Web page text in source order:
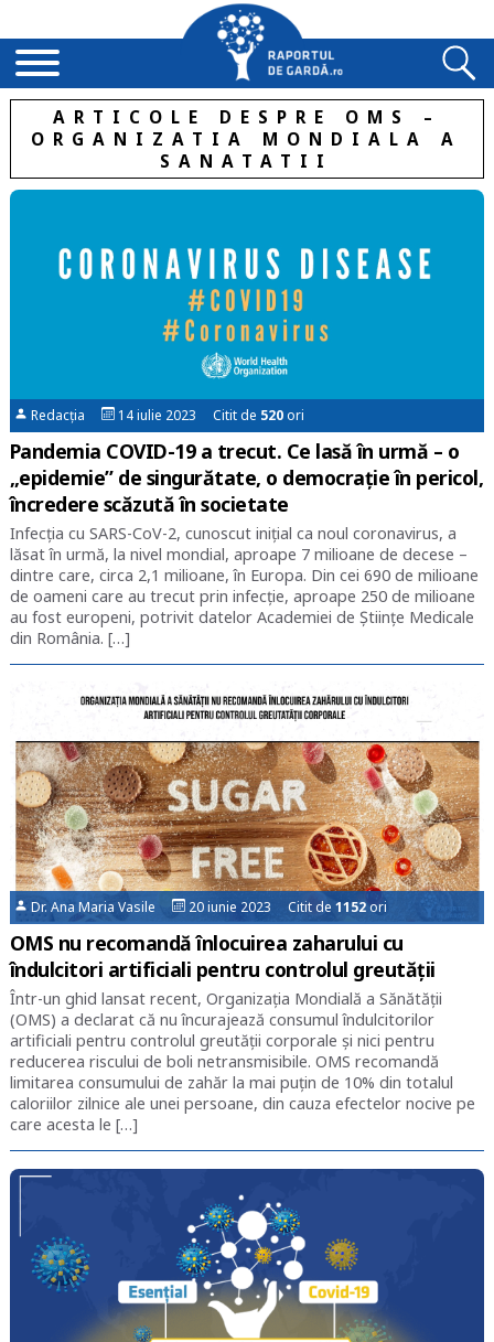
ARTICOLE DESPRE OMS –
ORGANIZATIA MONDIALA A
SANATATII
Redacția 14 iulie 2023 Citit de 520ori
Pandemia COVID-19 a trecut. Ce lasă în urmă – o
„epidemie” de singurătate, o democrație în pericol,
încredere scăzută în societate
Infecția cu SARS-CoV-2, cunoscut inițial ca noul coronavirus, a
lăsat în urmă, la nivel mondial, aproape 7 milioane de decese –
dintre care, circa 2,1 milioane, în Europa. Din cei 690 de milioane
de oameni care au trecut prin infecție, aproape 250 de milioane
au fost europeni, potrivit datelor Academiei de Științe Medicale
din România. […]
Dr. Ana Maria Vasile 20 iunie 2023 Citit de1152ori
OMS nu recomandă înlocuirea zaharului cu
îndulcitori artificiali pentru controlul greutății
Într-un ghid lansat recent, Organizația Mondială a Sănătății
(OMS) a declarat că nu încurajează consumul îndulcitorilor
artificiali pentru controlul greutății corporale și nici pentru
reducerea riscului de boli netransmisibile. OMS recomandă
limitarea consumului de zahăr la mai puțin de 10% din totalul
caloriilor zilnice ale unei persoane, din cauza efectelor nocive pe
care acesta le […]